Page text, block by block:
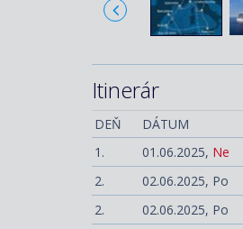
Itinerár
DEŇ DÁTUM
1.
01.06.2025, Ne
2.
02.06.2025, Po
2.
02.06.2025, Po